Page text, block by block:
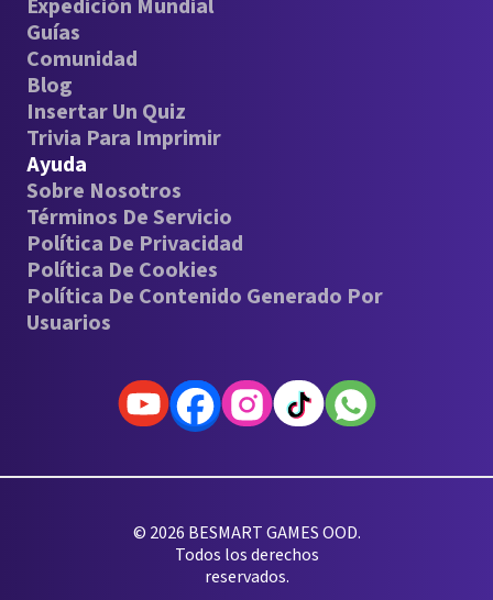
Expedición Mundial
Guías
Comunidad
Blog
Insertar Un Quiz
Trivia Para Imprimir
Ayuda
Sobre Nosotros
Términos De Servicio
Política De Privacidad
Política De Cookies
Política De Contenido Generado Por
Usuarios
© 2026 BESMART GAMES OOD.
Todos los derechos
reservados.